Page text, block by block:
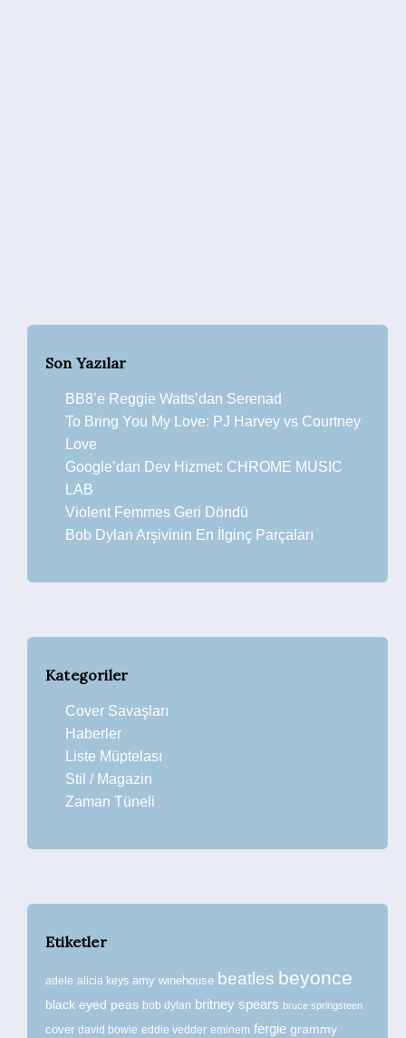
Son Yazılar
BB8’e Reggie Watts’dan Serenad
To Bring You My Love: PJ Harvey vs Courtney
Love
Google’dan Dev Hizmet: CHROME MUSIC
LAB
Violent Femmes Geri Döndü
Bob Dylan Arşivinin En İlginç Parçaları
Kategoriler
Cover Savaşları
Haberler
Liste Müptelası
Stil / Magazin
Zaman Tüneli
Etiketler
adele alicia keys amy winehouse beatles beyonce
black eyed peas bob dylan britney spears bruce springsteen
cover david bowie eddie vedder eminem fergie grammy